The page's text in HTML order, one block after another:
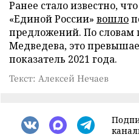
Ранее стало известно,
«Единой России» вошло
предложений. По
Медведева, это
показатель 2021 года.
Текст: Алексей Нечаев